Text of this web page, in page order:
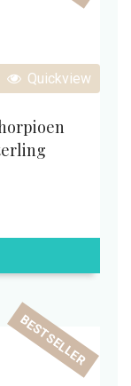
Quickview
BESTSELLER